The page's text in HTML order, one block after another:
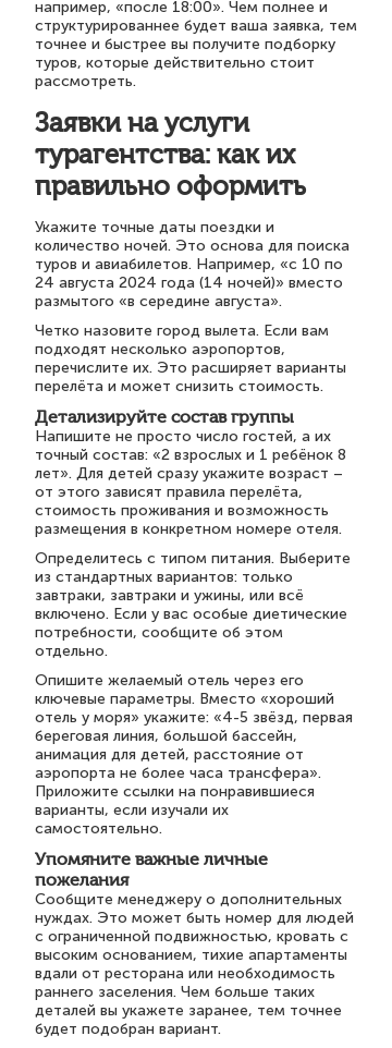
например, «после 18:00». Чем полнее и
структурированнее будет ваша заявка, тем
точнее и быстрее вы получите подборку
туров, которые действительно стоит
рассмотреть.
Заявки на услуги
турагентства: как их
правильно оформить
Укажите точные даты поездки и
количество ночей. Это основа для поиска
туров и авиабилетов. Например, «с 10 по
24 августа 2024 года (14 ночей)» вместо
размытого «в середине августа».
Четко назовите город вылета. Если вам
подходят несколько аэропортов,
перечислите их. Это расширяет варианты
перелёта и может снизить стоимость.
Детализируйте состав группы
Напишите не просто число гостей, а их
точный состав: «2 взрослых и 1 ребёнок 8
лет». Для детей сразу укажите возраст –
от этого зависят правила перелёта,
стоимость проживания и возможность
размещения в конкретном номере отеля.
Определитесь с типом питания. Выберите
из стандартных вариантов: только
завтраки, завтраки и ужины, или всё
включено. Если у вас особые диетические
потребности, сообщите об этом
отдельно.
Опишите желаемый отель через его
ключевые параметры. Вместо «хороший
отель у моря» укажите: «4-5 звёзд, первая
береговая линия, большой бассейн,
анимация для детей, расстояние от
аэропорта не более часа трансфера».
Приложите ссылки на понравившиеся
варианты, если изучали их
самостоятельно.
Упомяните важные личные
пожелания
Сообщите менеджеру о дополнительных
нуждах. Это может быть номер для людей
с ограниченной подвижностью, кровать с
высоким основанием, тихие апартаменты
вдали от ресторана или необходимость
раннего заселения. Чем больше таких
деталей вы укажете заранее, тем точнее
будет подобран вариант.